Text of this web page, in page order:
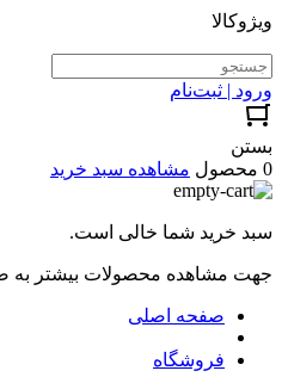
ویژوکالا
ورود | ثبت‌نام
بستن
0 محصول
مشاهده سبد خرید
سبد خرید شما خالی است.
جهت مشاهده محصولات بیشتر به
صفحه اصلی
فروشگاه